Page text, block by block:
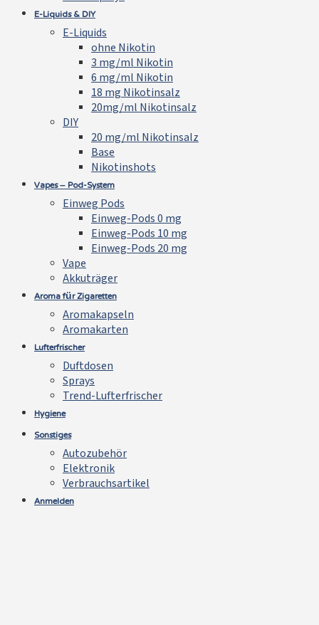
E-Liquids & DIY
E-Liquids
ohne Nikotin
3 mg/ml Nikotin
6 mg/ml Nikotin
18 mg Nikotinsalz
20mg/ml Nikotinsalz
DIY
20 mg/ml Nikotinsalz
Base
Nikotinshots
Vapes – Pod-System
Einweg Pods
Einweg-Pods 0 mg
Einweg-Pods 10 mg
Einweg-Pods 20 mg
Vape
Akkuträger
Aroma für Zigaretten
Aromakapseln
Aromakarten
Lufterfrischer
Duftdosen
Sprays
Trend-Lufterfrischer
Hygiene
Sonstiges
Autozubehör
Elektronik
Verbrauchsartikel
Anmelden